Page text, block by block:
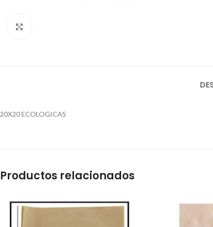
20X20 ECOLOGICAS
Productos relacionados